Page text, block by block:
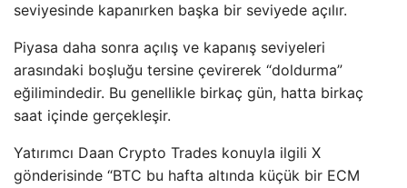
seviyesinde kapanırken başka bir seviyede açılır.
Piyasa daha sonra açılış ve kapanış seviyeleri
arasındaki boşluğu tersine çevirerek “doldurma”
eğilimindedir. Bu genellikle birkaç gün, hatta birkaç
saat içinde gerçekleşir.
Yatırımcı Daan Crypto Trades konuyla ilgili X
gönderisinde “BTC bu hafta altında küçük bir ECM